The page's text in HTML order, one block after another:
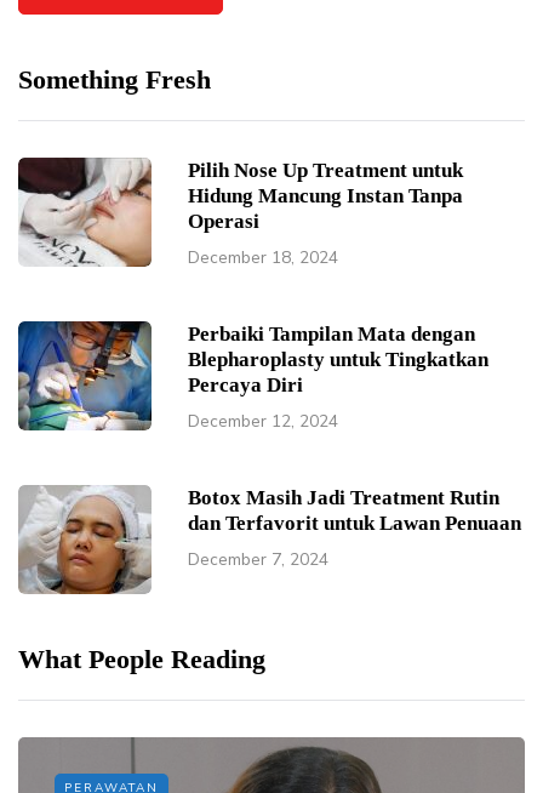
Something Fresh
Pilih Nose Up Treatment untuk
Hidung Mancung Instan Tanpa
Operasi
December 18, 2024
Perbaiki Tampilan Mata dengan
Blepharoplasty untuk Tingkatkan
Percaya Diri
December 12, 2024
Botox Masih Jadi Treatment Rutin
dan Terfavorit untuk Lawan Penuaan
December 7, 2024
What People Reading
PERAWATAN